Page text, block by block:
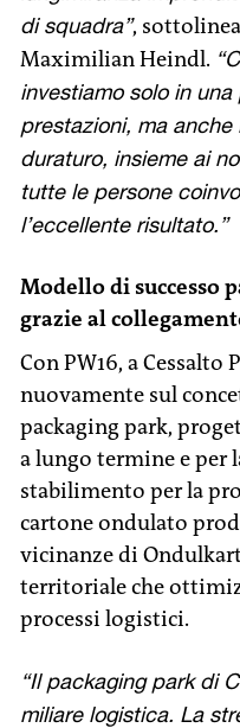
di squadra”,
Maximilian Heindl.
investiamo solo in
prestazioni, ma
duraturo, insieme ai
tutte le persone
l’eccellente risultato.”
Modello di successo
grazie al
Con PW16, a
nuovamente sul
packaging park,
a lungo termine e per
stabilimento per la
cartone ondulato
vicinanze di
territoriale che
processi logistici.
“Il packaging park di
miliare logistica. La